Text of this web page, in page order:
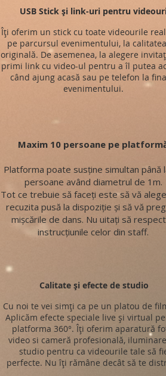
USB Stick și link-uri pentru
Îți oferim un stick cu toate videourile
pe parcursul evenimentului, la
originală. De asemenea, la alegere
primi link cu video-ul pentru a îl putea
când ajung acasă sau pe telefon la
evenimentului.
Maxim 10 persoane pe
Platforma poate susține simultan până
persoane având diametrul de 1m.
Tot ce trebuie să faceți este să vă
recuzita pusă la dispoziție și să vă
mișcările de dans. Nu uitați să
instrucțiunile celor din staff.
Calitate și efecte de studio
Cu noi te vei simți ca pe un platou de
Aplicăm efecte speciale live și virtual
platforma 360°. Îți oferim aparatură
video si cameră profesională,
studio pentru ca videourile tale să
perfecte. Nu îți rămâne decât să te